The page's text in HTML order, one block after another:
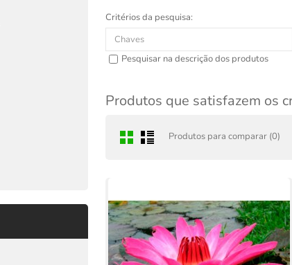
Critérios da pesquisa:
Pesquisar na descrição dos produtos
Produtos que satisfazem os
Produtos para comparar (0)